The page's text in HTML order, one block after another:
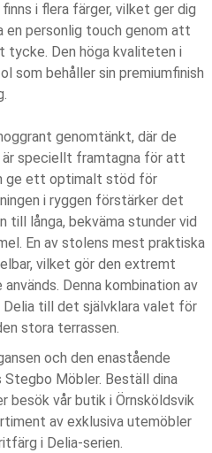
i flera färger, vilket ger dig
en personlig touch genom att
tycke. Den höga kvaliteten i
som behåller sin premiumfinish
genomtänkt, där de
är speciellt framtagna för att
ge ett optimalt stöd för
i ryggen förstärker det
långa, bekväma stunder vid
En av stolens mest praktiska
vilket gör den extremt
Denna kombination av
till det självklara valet för
stora terrassen.
och den enastående
Möbler. Beställ dina
besök vår butik i Örnsköldsvik
av exklusiva utemöbler
i Delia-serien.